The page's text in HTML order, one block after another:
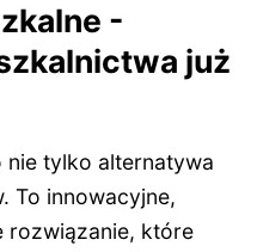
-
już
nie tylko alternatywa
To innowacyjne,
rozwiązanie, które